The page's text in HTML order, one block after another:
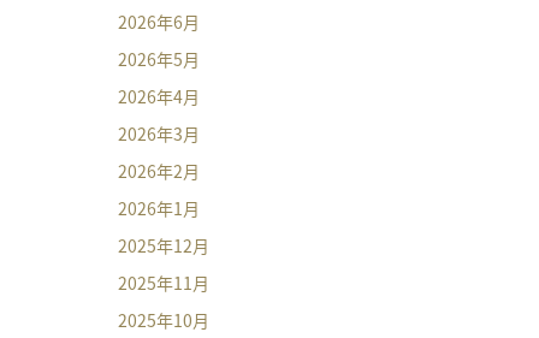
2026年6月
2026年5月
2026年4月
2026年3月
2026年2月
2026年1月
2025年12月
2025年11月
2025年10月